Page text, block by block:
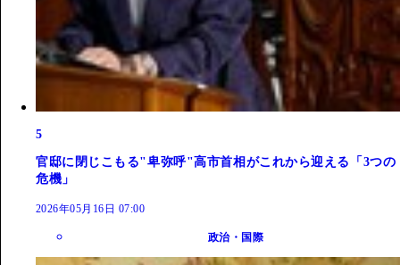
5
官邸に閉じこもる"卑弥呼"高市首相がこれから迎える「3つの
危機」
2026年05月16日 07:00
政治・国際